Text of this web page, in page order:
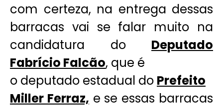
com certeza, na entrega dessas
barracas vai se falar muito na
candidatura do Deputado
Fabrício Falcão, que é
o deputado estadual do Prefeito
Miller Ferraz, e se essas barracas